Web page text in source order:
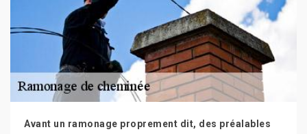
Avant un ramonage proprement dit, des préalables